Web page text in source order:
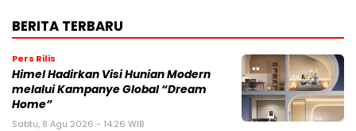
BERITA TERBARU
Pers Rilis
Himel Hadirkan Visi Hunian Modern
melalui Kampanye Global “Dream
Home”
Sabtu, 8 Agu 2026 - 14:26 WIB